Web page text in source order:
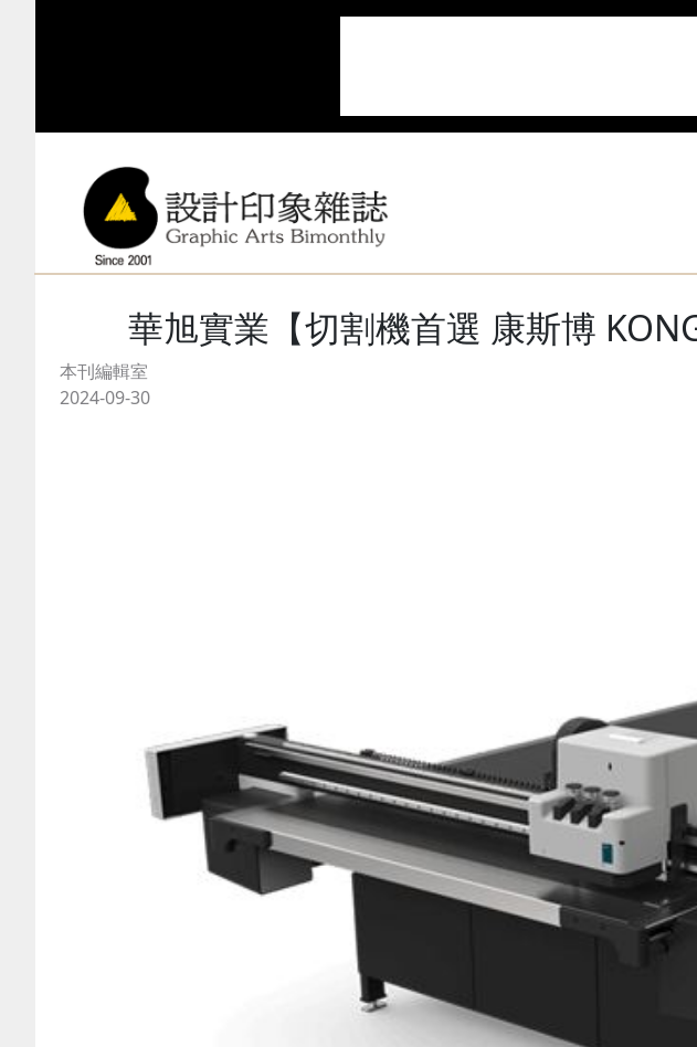
華旭實業【切割機首選 康斯博
本刊編輯室
2024-09-30